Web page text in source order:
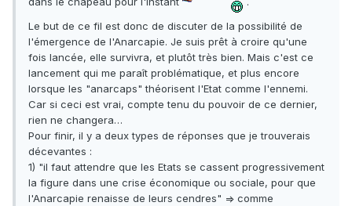
Le but de ce fil est donc de discuter de la possibilité de
l'émergence de l'Anarcapie. Je suis prêt à croire qu'une
fois lancée, elle survivra, et plutôt très bien. Mais c'est ce
lancement qui me paraît problématique, et plus encore
lorsque les "anarcaps" théorisent l'Etat comme l'ennemi.
Car si ceci est vrai, compte tenu du pouvoir de ce dernier,
rien ne changera…
Pour finir, il y a deux types de réponses que je trouverais
décevantes :
1) "il faut attendre que les Etats se cassent progressivement
la figure dans une crise économique ou sociale, pour que
l'Anarcapie renaisse de leurs cendres" => comme